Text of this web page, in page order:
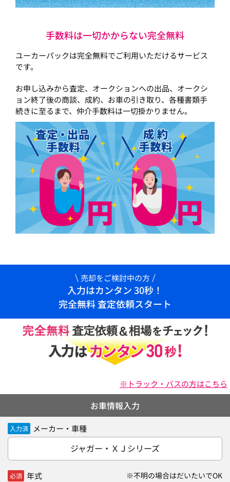
手数料は一切かからない完全無料
ユーカーパックは完全無料でご利用いただけるサービス
です。
お申し込みから査定、オークションへの出品、オークシ
ョン終了後の商談、成約、お車の引き取り、各種書類手
続きに至るまで、仲介手数料は一切掛かりません。
売却をご検討中の方
入力はカンタン 30秒！
完全無料 査定依頼スタート
※トラック・バスの方はこちら
お車情報入力
入力済 メーカー・車種
ジャガー・ＸＪシリーズ
必須 年式 ※不明の場合はだいたいでOK